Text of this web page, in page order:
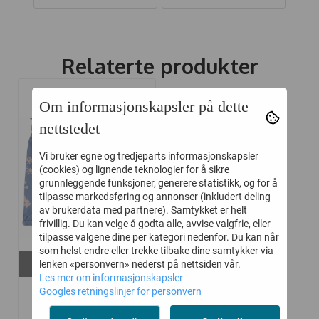
Relaterte produkter
-50%
På lager i
6m
NOA NOA BLOOMER
BABY DAPHNE ...
Om informasjonskapsler på dette
nettstedet
Vi bruker egne og tredjeparts informasjonskapsler
(cookies) og lignende teknologier for å sikre
grunnleggende funksjoner, generere statistikk, og for å
tilpasse markedsføring og annonser (inkludert deling
av brukerdata med partnere). Samtykket er helt
frivillig. Du kan velge å godta alle, avvise valgfrie, eller
tilpasse valgene dine per kategori nedenfor. Du kan når
som helst endre eller trekke tilbake dine samtykker via
lenken «personvern» nederst på nettsiden vår.
Les mer om informasjonskapsler
Googles retningslinjer for personvern